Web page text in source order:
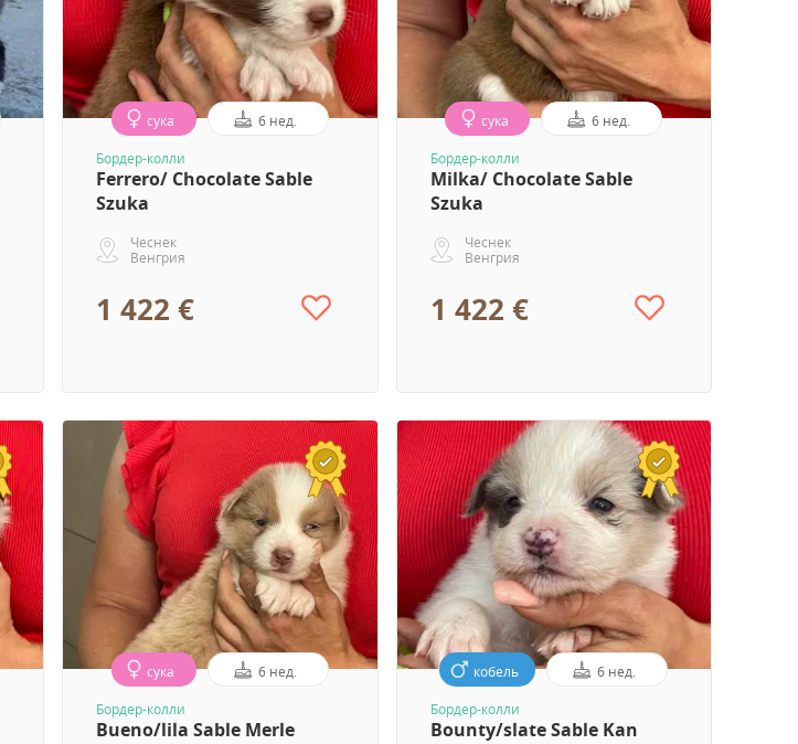
сука 6 нед.
Бордер-колли
Ferrero/ Chocolate Sable
Szuka
Чеснек
Венгрия
1 422 €
сука 6 нед.
Бордер-колли
Milka/ Chocolate Sable
Szuka
Чеснек
Венгрия
1 422 €
сука 6 нед.
Бордер-колли
Bueno/lila Sable Merle
кобель 6 нед.
Бордер-колли
Bounty/slate Sable Kan